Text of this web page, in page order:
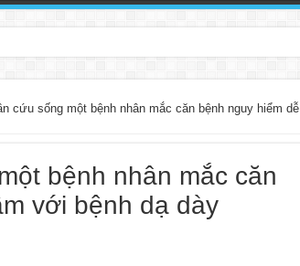
cứu sống một bệnh nhân mắc căn bệnh nguy hiểm dễ
bệnh nhân mắc căn
với bệnh dạ dày